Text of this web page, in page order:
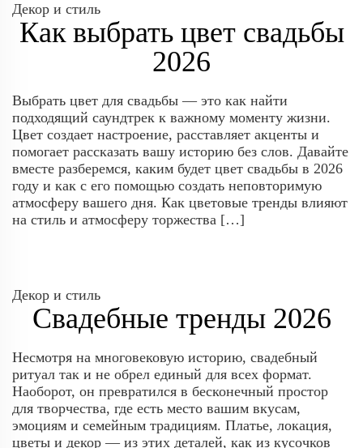
Декор и стиль
Как выбрать цвет свадьбы
2026
Выбрать цвет для свадьбы — это как найти
подходящий саундтрек к важному моменту жизни.
Цвет создает настроение, расставляет акценты и
помогает рассказать вашу историю без слов. Давайте
вместе разберемся, каким будет цвет свадьбы в 2026
году и как с его помощью создать неповторимую
атмосферу вашего дня. Как цветовые тренды влияют
на стиль и атмосферу торжества […]
Декор и стиль
Свадебные тренды 2026
Несмотря на многовековую историю, свадебный
ритуал так и не обрел единый для всех формат.
Наоборот, он превратился в бесконечный простор
для творчества, где есть место вашим вкусам,
эмоциям и семейным традициям. Платье, локация,
цветы и декор — из этих деталей, как из кусочков